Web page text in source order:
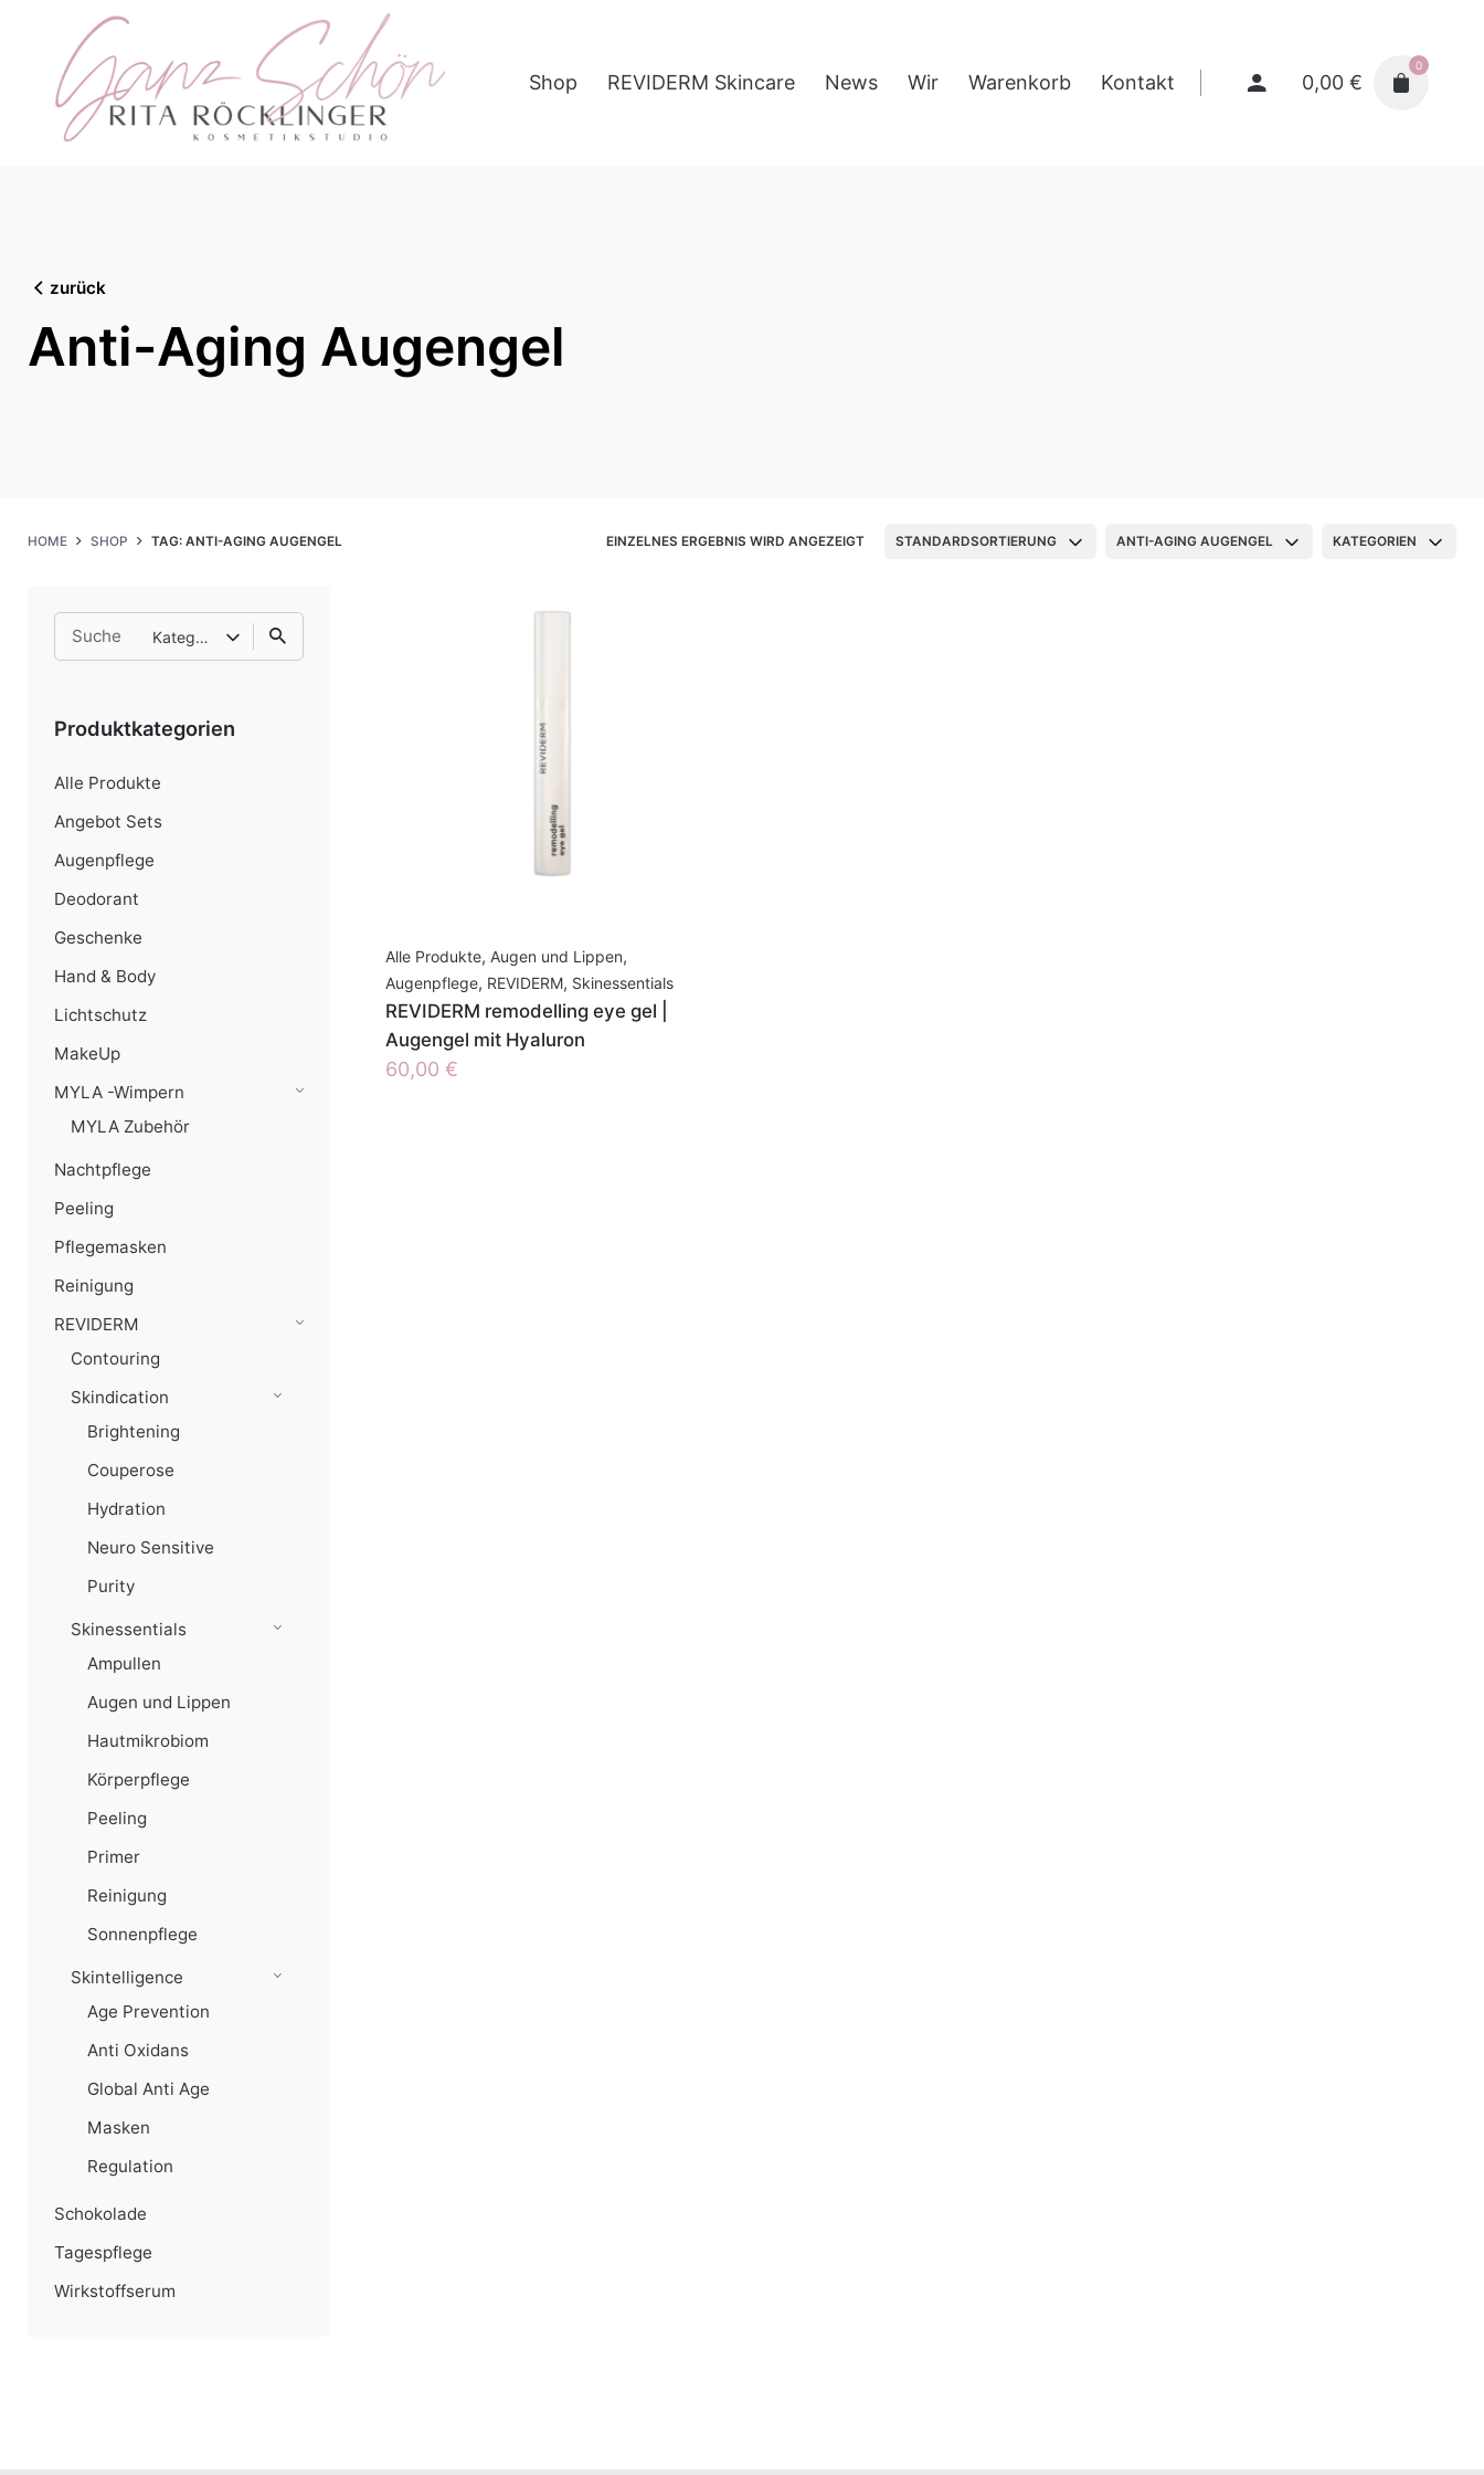
Shop REVIDERM Skincare News Wir Warenkorb Kontakt 0,00 €
0
zurück
Anti-Aging Augengel
HOME SHOP TAG: ANTI-AGING AUGENGEL EINZELNES ERGEBNIS WIRD ANGEZEIGT STANDARDSORTIERUNG ANTI-AGING AUGENGEL KATEGORIEN
Search
for
Kategorie auswählen
Produktkategorien
Alle Produkte
Angebot Sets
Augenpflege
Deodorant
Geschenke
Hand & Body
Lichtschutz
MakeUp
MYLA -Wimpern
MYLA Zubehör
Nachtpflege
Peeling
Pflegemasken
Reinigung
REVIDERM
Contouring
Skindication
Brightening
Couperose
Hydration
Neuro Sensitive
Purity
Skinessentials
Ampullen
Augen und Lippen
Hautmikrobiom
Körperpflege
Peeling
Primer
Reinigung
Sonnenpflege
Skintelligence
Age Prevention
Anti Oxidans
Global Anti Age
Masken
Regulation
Schokolade
Tagespflege
Wirkstoffserum
Alle Produkte, Augen und Lippen,
Augenpflege, REVIDERM, Skinessentials
REVIDERM remodelling eye gel |
Augengel mit Hyaluron
60,00 €